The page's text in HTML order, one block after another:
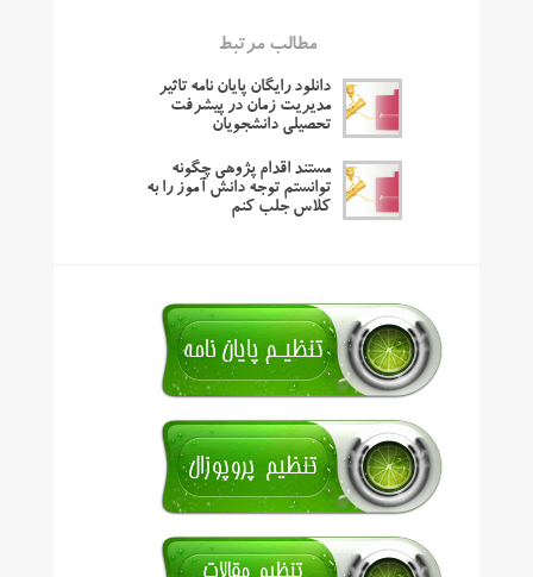
مطالب مرتبط
دانلود رایگان پایان نامه تاثیر
مدیریت زمان در پیشرفت
تحصیلی دانشجویان
مستند اقدام پژوهی چگونه
توانستم توجه دانش آموز را به
کلاس جلب کنم